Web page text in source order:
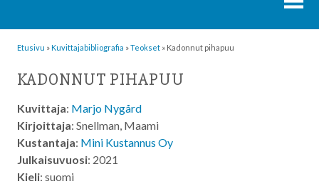
Etusivu »Kuvittaja­bibliografia »Teokset » Kadonnut pihapuu
KADONNUT PIHAPUU
Kuvittaja: Marjo Nygård
Kirjoittaja: Snellman, Maami
Kustantaja: Mini Kustannus Oy
Julkaisuvuosi: 2021
Kieli: suomi